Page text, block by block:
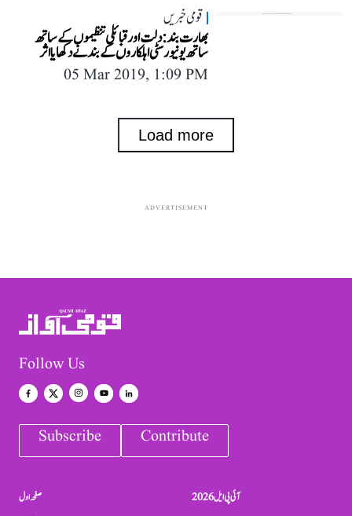
قومی خبریں
بھارت بند:دلت اور قبائلی تنظیموں کے ساتھ
ساتھ یونیورسٹی اہلکاروں کے بند نے دکھایا اثر
05 Mar 2019, 1:09 PM
Load more
ADVERTISEMENT
Follow Us
Subscribe Contribute
صفحہ اول
آئی پی ایل 2026